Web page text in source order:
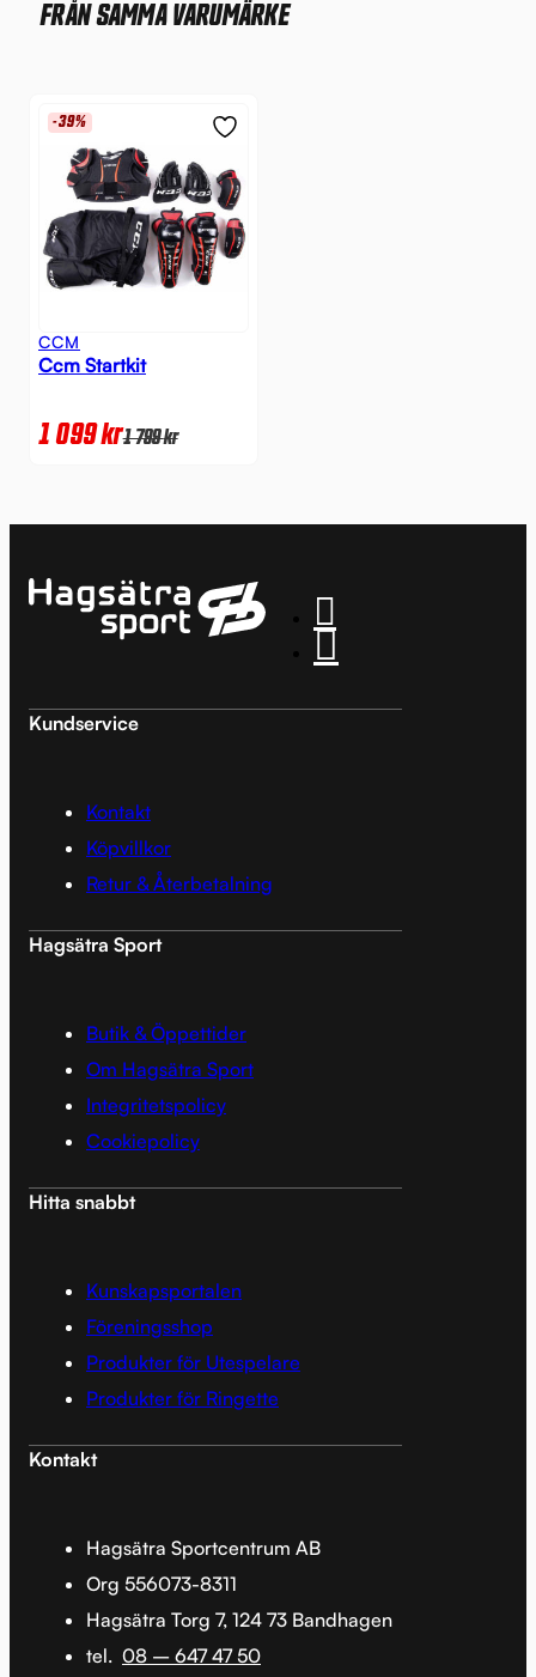
FRÅN SAMMA VARUMÄRKE
-39%
CCM
Ccm Startkit
1 099kr1 799kr
Kundservice
Kontakt
Köpvillkor
Retur & Återbetalning
Hagsätra Sport
Butik & Öppettider
Om Hagsätra Sport
Integritetspolicy
Cookiepolicy
Hitta snabbt
Kunskapsportalen
Föreningsshop
Produkter för Utespelare
Produkter för Ringette
Kontakt
Hagsätra Sportcentrum AB
Org 556073-8311
Hagsätra Torg 7, 124 73 Bandhagen
tel. 08 – 647 47 50